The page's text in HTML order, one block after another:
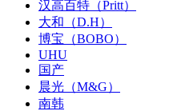
汉高百特（Pritt）
大和（D.H）
博宝（BOBO）
UHU
国产
晨光（M&G）
南韩